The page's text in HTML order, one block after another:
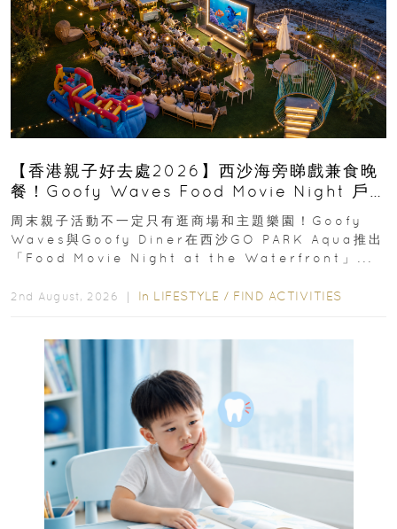
【香港親子好去處2026】西沙海旁睇戲兼食晚
餐！Goofy Waves Food Movie Night 戶
外影院逢週末登場
周末親子活動不一定只有逛商場和主題樂園！Goofy
Waves與Goofy Diner在西沙GO PARK Aqua推出
「Food Movie Night at the Waterfront」...
2nd August, 2026 ｜ In LIFESTYLE / FIND ACTIVITIES